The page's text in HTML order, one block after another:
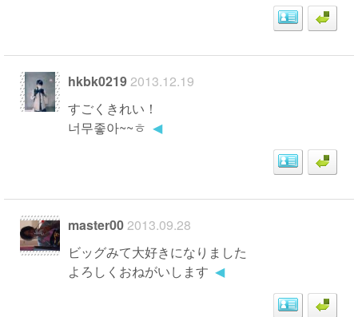
hkbk02192013.12.19
すごくきれい！
너무좋아~~ㅎ ◀
master002013.09.28
ビッグみて大好きになりました
よろしくおねがいします ◀